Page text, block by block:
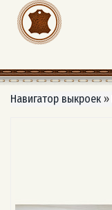
Навигатор выкроек »